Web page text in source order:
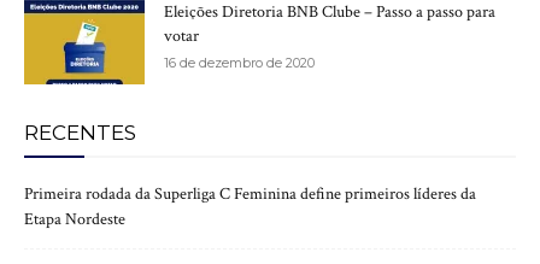
Eleições Diretoria BNB Clube – Passo a passo para
votar
16 de dezembro de 2020
RECENTES
Primeira rodada da Superliga C Feminina define primeiros líderes da
Etapa Nordeste